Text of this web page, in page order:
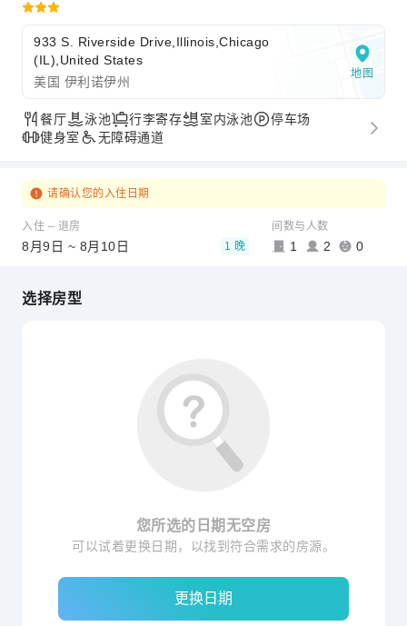
933 S. Riverside Drive,Illinois,Chicago
(IL),United States
美国 伊利诺伊州
地图
餐厅 泳池 行李寄存 室内泳池
停车场
健身室
无障碍通道
请确认您的入住日期
入住 – 退房
8月9日 ~ 8月10日 1 晚
间数与人数
1 2 0
选择房型
您所选的日期无空房
可以试着更换日期，以找到符合需求的房源。
更换日期